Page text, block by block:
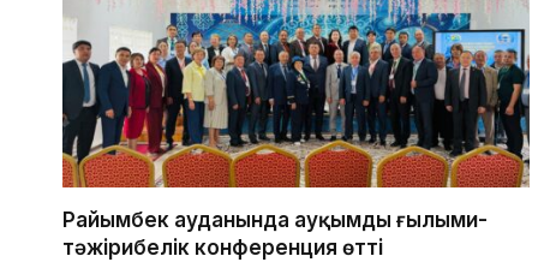
Райымбек ауданында ауқымды ғылыми-
тәжірибелік конференция өтті